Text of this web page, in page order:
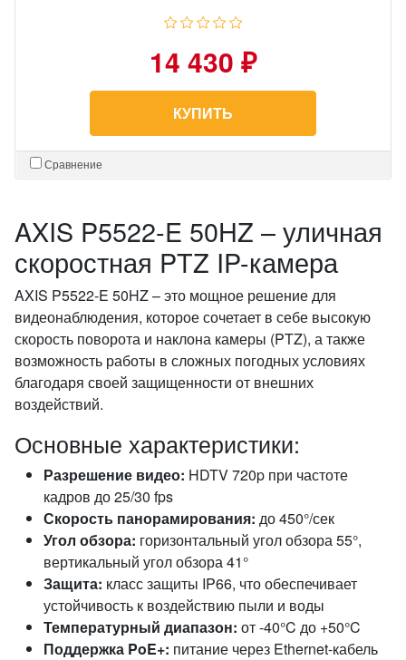
14 430 ₽
КУПИТЬ
Сравнение
AXIS P5522-E 50HZ – уличная
скоростная PTZ IP-камера
AXIS P5522-E 50HZ – это мощное решение для
видеонаблюдения, которое сочетает в себе высокую
скорость поворота и наклона камеры (PTZ), а также
возможность работы в сложных погодных условиях
благодаря своей защищенности от внешних
воздействий.
Основные характеристики:
Разрешение видео: HDTV 720p при частоте
кадров до 25/30 fps
Скорость панорамирования: до 450°/сек
Угол обзора: горизонтальный угол обзора 55°,
вертикальный угол обзора 41°
Защита: класс защиты IP66, что обеспечивает
устойчивость к воздействию пыли и воды
Температурный диапазон: от -40°C до +50°C
Поддержка PoE+: питание через Ethernet-кабель